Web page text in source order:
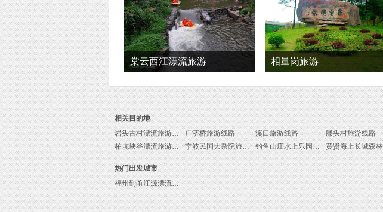
棠云西江漂流旅游 相量岗旅游
相关目的地
岩头古村漂流旅游线路
广济桥旅游线路 溪口旅游线路 滕头村旅游线路
柏坑峡谷漂流旅游线路
宁波民国大杂院旅游线路 钓鱼山庄水上乐园旅游线路
热门出发城市
福州到甬江源漂流旅游报价